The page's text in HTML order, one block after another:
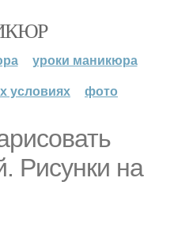
уроки маникюра
условиях
фото
Рисунки на